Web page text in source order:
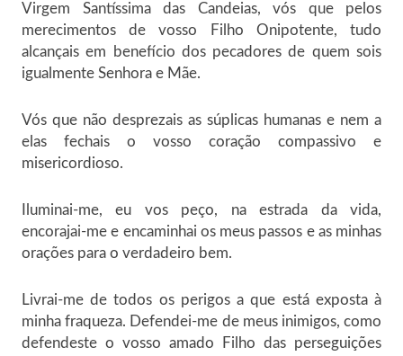
Virgem Santíssima das Candeias, vós que pelos
merecimentos de vosso Filho Onipotente, tudo
alcançais em benefício dos pecadores de quem sois
igualmente Senhora e Mãe.
Vós que não desprezais as súplicas humanas e nem a
elas fechais o vosso coração compassivo e
misericordioso.
Iluminai-me, eu vos peço, na estrada da vida,
encorajai-me e encaminhai os meus passos e as minhas
orações para o verdadeiro bem.
Livrai-me de todos os perigos a que está exposta à
minha fraqueza. Defendei-me de meus inimigos, como
defendeste o vosso amado Filho das perseguições